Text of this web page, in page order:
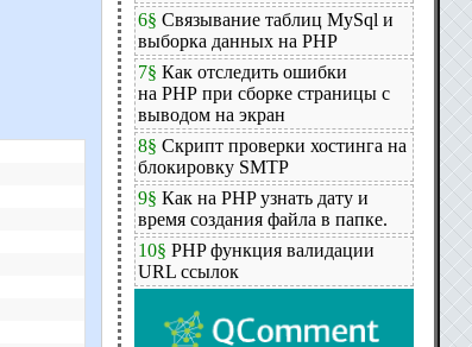
6§ Связывание таблиц MySql и
выборка данных на PHP
7§ Как отследить ошибки
на PHP при сборке страницы с
выводом на экран
8§ Скрипт проверки хостинга на
блокировку SMTP
9§ Как на PHP узнать дату и
время создания файла в папке.
10§ PHP функция валидации
URL ссылок